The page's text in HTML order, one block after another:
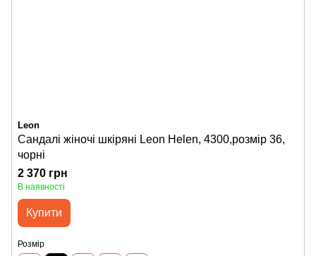
Leon
Сандалі жіночі шкіряні Leon Helen, 4300,розмір 36,
чорні
2 370 грн
В наявності
Купити
Розмір